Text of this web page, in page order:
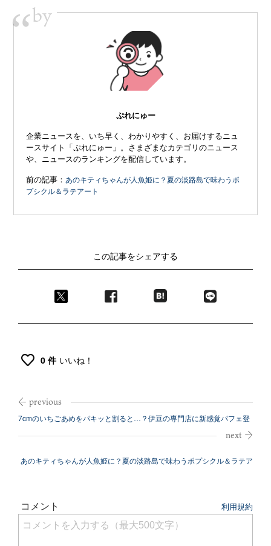
“by
ぷれにゅー
企業ニュースを、いち早く、わかりやすく、お届けするニュ
ースサイト「ぷれにゅー」。さまざまなカテゴリのニュース
や、ニュースのランキングを配信しています。
前の記事： あのキティちゃんが人魚姫に？夏の淡路島で味わうポ
プシクル＆ラテアート
この記事をシェアする
0 件 いいね！
7cmのいちごあめをパキッと割ると…？伊豆の専門店に新感覚パフェ登
あのキティちゃんが人魚姫に？夏の淡路島で味わうポプシクル＆ラテア